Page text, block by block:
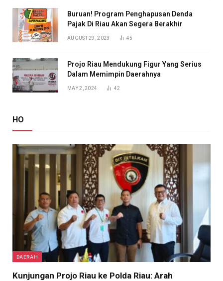
Buruan! Program Penghapusan Denda
Pajak Di Riau Akan Segera Berakhir
AUGUST 29, 2023 45
Projo Riau Mendukung Figur Yang Serius
Dalam Memimpin Daerahnya
MAY 2, 2024 42
HO
DAERAH
Kunjungan Projo Riau ke Polda Riau: Arah